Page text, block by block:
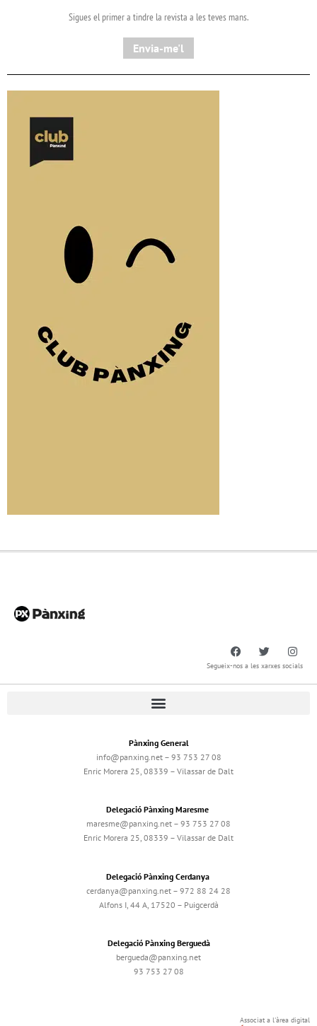
Sigues el primer a tindre la revista a les teves mans.
Envia-me'l
Segueix-nos a les xarxes socials
Pànxing General
info@panxing.net – 93 753 27 08
Enric Morera 25, 08339 – Vilassar de Dalt
Delegació Pànxing Maresme
maresme@panxing.net – 93 753 27 08
Enric Morera 25, 08339 – Vilassar de Dalt
Delegació Pànxing Cerdanya
cerdanya@panxing.net – 972 88 24 28
Alfons I, 44 A, 17520 – Puigcerdà
Delegació Pànxing Berguedà
bergueda@panxing.net
93 753 27 08
Associat a l'àrea digital